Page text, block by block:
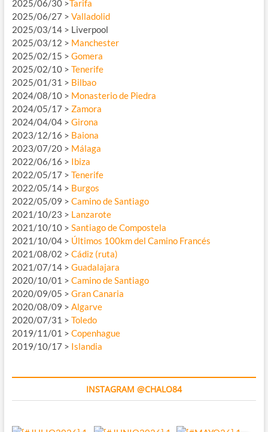
2025/06/30 >Tarifa
2025/06/27 > Valladolid
2025/03/14 > Liverpool
2025/03/12 > Manchester
2025/02/15 > Gomera
2025/02/10 > Tenerife
2025/01/31 > Bilbao
2024/08/10 > Monasterio de Piedra
2024/05/17 > Zamora
2024/04/04 > Girona
2023/12/16 > Baiona
2023/07/20 > Málaga
2022/06/16 > Ibiza
2022/05/17 > Tenerife
2022/05/14 > Burgos
2022/05/09 > Camino de Santiago
2021/10/23 > Lanzarote
2021/10/10 > Santiago de Compostela
2021/10/04 > Últimos 100km del Camino Francés
2021/08/02 > Cádiz (ruta)
2021/07/14 > Guadalajara
2020/10/01 > Camino de Santiago
2020/09/05 > Gran Canaria
2020/08/09 > Algarve
2020/07/31 > Toledo
2019/11/01 > Copenhague
2019/10/17 > Islandia
INSTAGRAM @CHALO84